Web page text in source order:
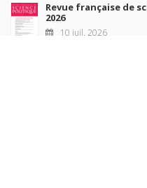
Revue française de
2026
10 juil. 2026